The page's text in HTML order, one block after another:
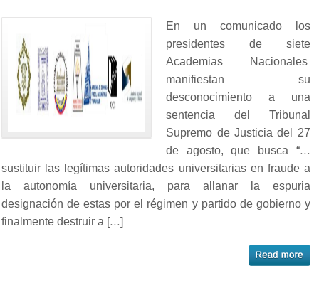
En un comunicado los
presidentes de siete
Academias Nacionales
manifiestan su
desconocimiento a una
sentencia del Tribunal
Supremo de Justicia del 27
de agosto, que busca “…
sustituir las legítimas autoridades universitarias en fraude a
la autonomía universitaria, para allanar la espuria
designación de estas por el régimen y partido de gobierno y
finalmente destruir a […]